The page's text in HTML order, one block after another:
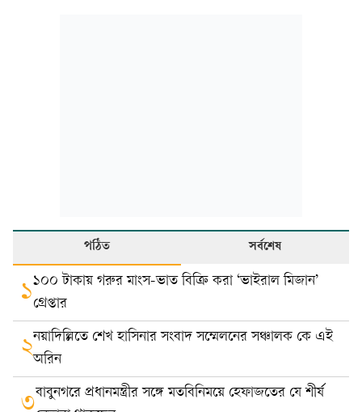
পঠিত সর্বশেষ
১১০০ টাকায় গরুর মাংস-ভাত বিক্রি করা ‘ভাইরাল মিজান’
গ্রেপ্তার
২নয়াদিল্লিতে শেখ হাসিনার সংবাদ সম্মেলনের সঞ্চালক কে এই
অরিন
৩বাবুনগরে প্রধানমন্ত্রীর সঙ্গে মতবিনিময়ে হেফাজতের যে শীর্ষ